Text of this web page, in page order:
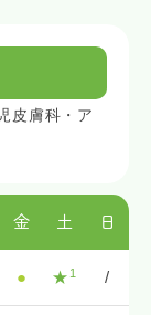
皮膚科・ア
金 土 日
● ★ 1 /